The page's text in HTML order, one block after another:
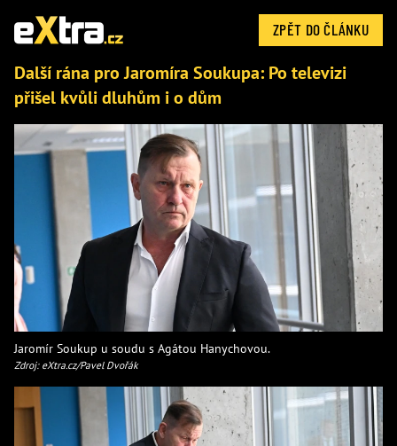
ZPĚT DO ČLÁNKU
Další rána pro Jaromíra Soukupa: Po televizi
přišel kvůli dluhům i o dům
Jaromír Soukup u soudu s Agátou Hanychovou.
Zdroj: eXtra.cz/Pavel Dvořák